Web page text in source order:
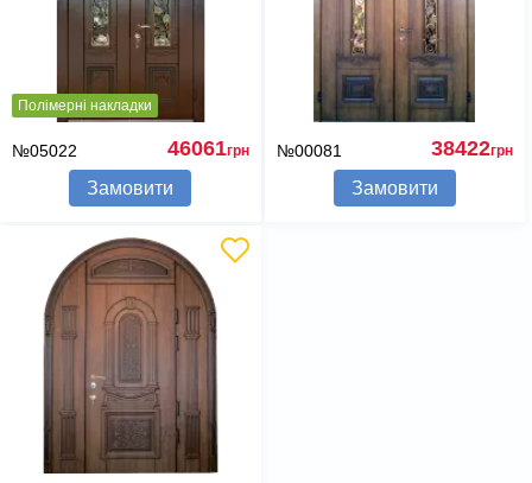
Полімерні накладки
№05022 46061грн
Замовити
№00081 38422грн
Замовити